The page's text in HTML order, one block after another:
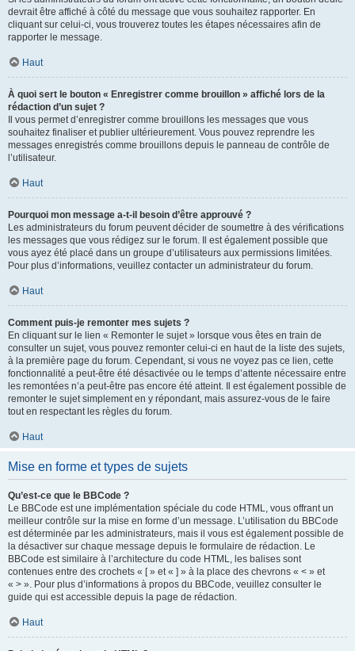
devrait être affiché à côté du message que vous souhaitez rapporter. En
cliquant sur celui-ci, vous trouverez toutes les étapes nécessaires afin de
rapporter le message.
Haut
À quoi sert le bouton « Enregistrer comme brouillon » affiché lors de la
rédaction d’un sujet ?
Il vous permet d’enregistrer comme brouillons les messages que vous
souhaitez finaliser et publier ultérieurement. Vous pouvez reprendre les
messages enregistrés comme brouillons depuis le panneau de contrôle de
l’utilisateur.
Haut
Pourquoi mon message a-t-il besoin d’être approuvé ?
Les administrateurs du forum peuvent décider de soumettre à des vérifications
les messages que vous rédigez sur le forum. Il est également possible que
vous ayez été placé dans un groupe d’utilisateurs aux permissions limitées.
Pour plus d’informations, veuillez contacter un administrateur du forum.
Haut
Comment puis-je remonter mes sujets ?
En cliquant sur le lien « Remonter le sujet » lorsque vous êtes en train de
consulter un sujet, vous pouvez remonter celui-ci en haut de la liste des sujets,
à la première page du forum. Cependant, si vous ne voyez pas ce lien, cette
fonctionnalité a peut-être été désactivée ou le temps d’attente nécessaire entre
les remontées n’a peut-être pas encore été atteint. Il est également possible de
remonter le sujet simplement en y répondant, mais assurez-vous de le faire
tout en respectant les règles du forum.
Haut
Mise en forme et types de sujets
Qu’est-ce que le BBCode ?
Le BBCode est une implémentation spéciale du code HTML, vous offrant un
meilleur contrôle sur la mise en forme d’un message. L’utilisation du BBCode
est déterminée par les administrateurs, mais il vous est également possible de
la désactiver sur chaque message depuis le formulaire de rédaction. Le
BBCode est similaire à l’architecture du code HTML, les balises sont
contenues entre des crochets « [ » et « ] » à la place des chevrons « < » et
« > ». Pour plus d’informations à propos du BBCode, veuillez consulter le
guide qui est accessible depuis la page de rédaction.
Haut